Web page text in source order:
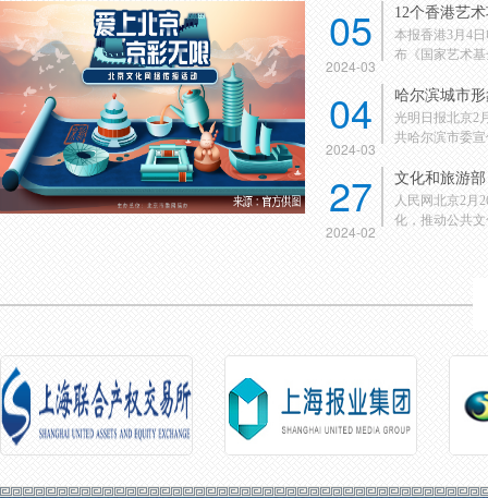
05
2024-03
12个香港艺
本报香港3月4
布《国家艺术
04
2024-03
哈尔滨城市
光明日报北京2
共哈尔滨市委
27
2024-02
文化和旅游
人民网北京2月
化，推动公共